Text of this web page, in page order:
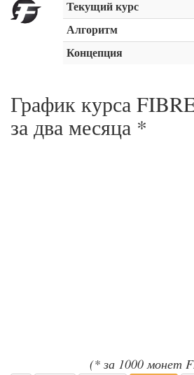
Текущий курс
Алгоритм
Концепция
График курса
за два месяца *
(* за 1000 монет